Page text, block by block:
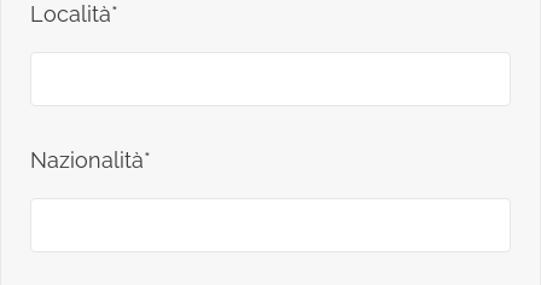
Località*
Nazionalità*